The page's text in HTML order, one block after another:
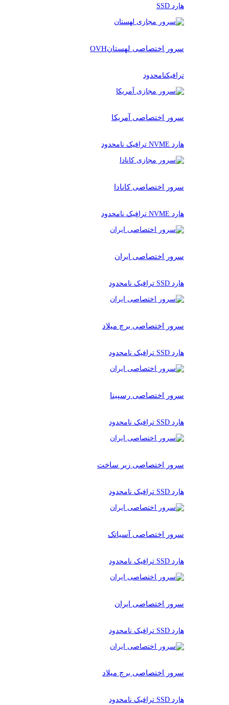
هارد SSD
سرور اختصاصی لهستانOVH
ترافیکنامحدود
سرور اختصاصی آمریکا
هارد NVME ترافیک نامحدود
سرور اختصاصی کانادا
هارد NVME ترافیک نامحدود
سرور اختصاصی ایران
هارد SSD ترافیک نامحدود
سرور اختصاصی برچ میلاد
هارد SSD ترافیک نامحدود
سرور اختصاصی رسپینا
هارد SSD ترافیک نامحدود
سرور اختصاصی زیر ساخت
هارد SSD ترافیک نامحدود
سرور اختصاصی آسیاتک
هارد SSD ترافیک نامحدود
سرور اختصاصی ایران
هارد SSD ترافیک نامحدود
سرور اختصاصی برچ میلاد
هارد SSD ترافیک نامحدود